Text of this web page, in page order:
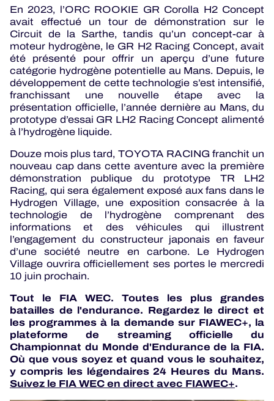
En 2023, l’ORC ROOKIE GR Corolla H2 Concept
avait effectué un tour de démonstration sur le
Circuit de la Sarthe, tandis qu’un concept-car à
moteur hydrogène, le GR H2 Racing Concept, avait
été présenté pour offrir un aperçu d’une future
catégorie hydrogène potentielle au Mans. Depuis, le
développement de cette technologie s’est intensifié,
franchissant une nouvelle étape avec la
présentation officielle, l’année dernière au Mans, du
prototype d’essai GR LH2 Racing Concept alimenté
à l’hydrogène liquide.
Douze mois plus tard, TOYOTA RACING franchit un
nouveau cap dans cette aventure avec la première
démonstration publique du prototype TR LH2
Racing, qui sera également exposé aux fans dans le
Hydrogen Village, une exposition consacrée à la
technologie de l’hydrogène comprenant des
informations et des véhicules qui illustrent
l’engagement du constructeur japonais en faveur
d’une société neutre en carbone. Le Hydrogen
Village ouvrira officiellement ses portes le mercredi
10 juin prochain.
Tout le FIA WEC. Toutes les plus grandes
batailles de l'endurance. Regardez le direct et
les programmes à la demande sur FIAWEC+, la
plateforme de streaming officielle du
Championnat du Monde d'Endurance de la FIA.
Où que vous soyez et quand vous le souhaitez,
y compris les légendaires 24 Heures du Mans.
Suivez le FIA WEC en direct avec FIAWEC+.